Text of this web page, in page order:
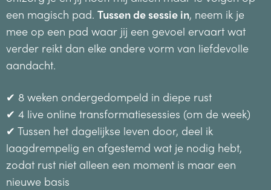
een magisch pad. Tussen de sessie in, neem ik je
mee op een pad waar jij een gevoel ervaart wat
verder reikt dan elke andere vorm van liefdevolle
aandacht.
✔ 8 weken ondergedompeld in diepe rust
✔ 4 live online transformatiesessies (om de week)
✔ Tussen het dagelijkse leven door, deel ik
laagdrempelig en afgestemd wat je nodig hebt,
zodat rust niet alleen een moment is maar een
nieuwe basis